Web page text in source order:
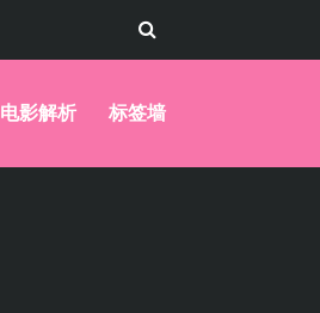
电影解析 标签墙